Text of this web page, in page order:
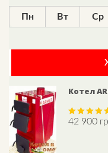
Пн Вт Ср
Котел
Rated
42 900